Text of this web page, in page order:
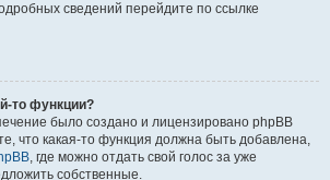
сведений перейдите по ссылке
то функции?
было создано и лицензировано phpBB
что какая-то функция должна быть добавлена,
, где можно отдать свой голос за уже
собственные.